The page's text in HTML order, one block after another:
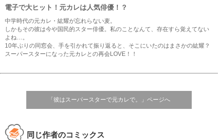
電子で大ヒット！元カレは人気俳優！？
中学時代の元カレ・紘耀が忘れらない麦。
しかもその彼は今や国民的スター俳優。私のことなんて、存在すら覚えてない
よね…。
10年ぶりの同窓会、手を引かれて振り返ると、そこにいたのはまさかの紘耀？
スーパースターになった元カレとの再会LOVE！！
「彼はスーパースターで元カレで。」ページへ
同じ作者のコミックス